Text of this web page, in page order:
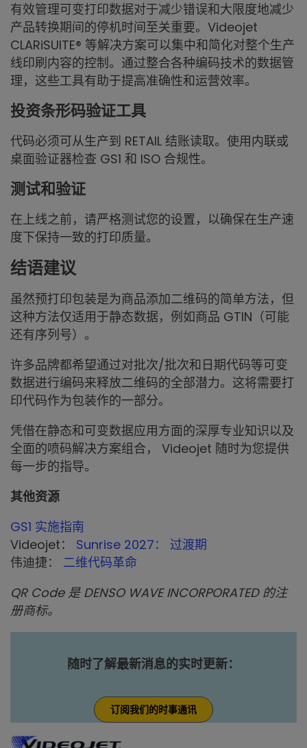
有效管理可变打印数据对于减少错误和大限度地减少
产品转换期间的停机时间至关重要。Videojet
CLARiSUITE® 等解决方案可以集中和简化对整个生产
线印刷内容的控制。通过整合各种编码技术的数据管
理，这些工具有助于提高准确性和运营效率。
投资条形码验证工具
代码必须可从生产到 RETAIL 结账读取。使用内联或
桌面验证器检查 GS1 和 ISO 合规性。
测试和验证
在上线之前，请严格测试您的设置，以确保在生产速
度下保持一致的打印质量。
结语建议
虽然预打印包装是为商品添加二维码的简单方法，但
这种方法仅适用于静态数据，例如商品 GTIN（可能
还有序列号）。
许多品牌都希望通过对批次/批次和日期代码等可变
数据进行编码来释放二维码的全部潜力。这将需要打
印代码作为包装作的一部分。
凭借在静态和可变数据应用方面的深厚专业知识以及
全面的喷码解决方案组合， Videojet 随时为您提供
每一步的指导。
其他资源
GS1 实施指南
Videojet： Sunrise 2027： 过渡期
伟迪捷： 二维代码革命
QR Code 是 DENSO WAVE INCORPORATED 的注
册商标。
随时了解最新消息的实时更新：
订阅我们的时事通讯